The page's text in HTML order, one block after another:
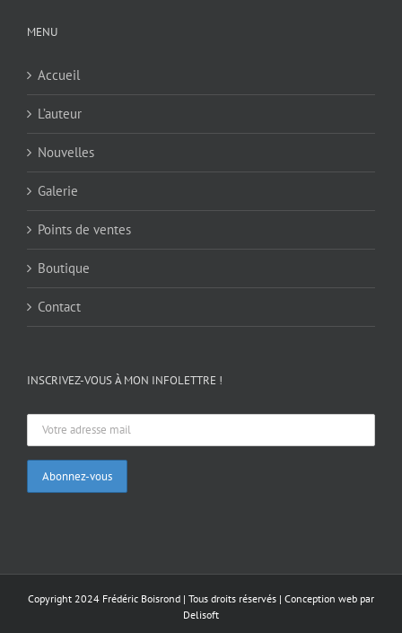
MENU
Accueil
L’auteur
Nouvelles
Galerie
Points de ventes
Boutique
Contact
INSCRIVEZ-VOUS À MON INFOLETTRE !
Copyright 2024 Frédéric Boisrond | Tous droits réservés | Conception web par
Delisoft